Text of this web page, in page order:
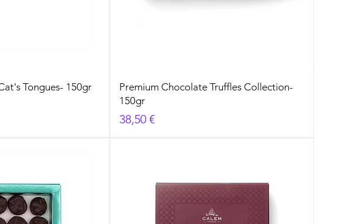
Tongues- 150gr
Premium Chocolate Truffles Collection-
150gr
Prezzo
38,50 €